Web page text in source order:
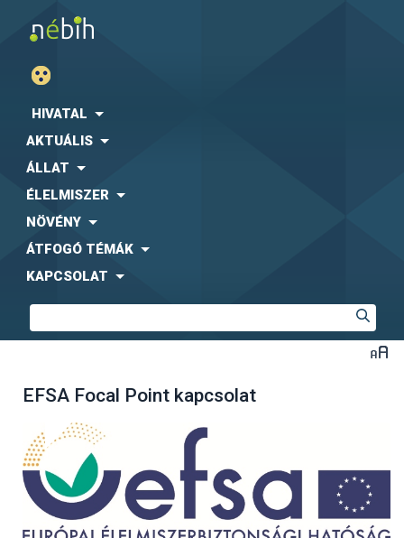
HIVATAL
AKTUÁLIS
ÁLLAT
ÉLELMISZER
NÖVÉNY
ÁTFOGÓ TÉMÁK
KAPCSOLAT
EFSA Focal Point kapcsolat